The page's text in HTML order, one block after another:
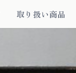
取り扱い商品